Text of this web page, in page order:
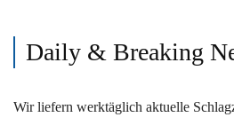
Daily & Breaking
Wir liefern werktäglich aktuelle